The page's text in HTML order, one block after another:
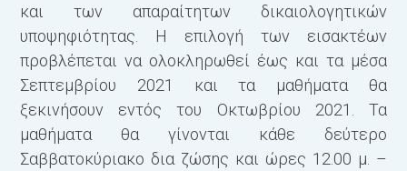
και των απαραίτητων δικαιολογητικών
υποψηφιότητας. Η επιλογή των εισακτέων
προβλέπεται να ολοκληρωθεί έως και τα μέσα
Σεπτεμβρίου 2021 και τα μαθήματα θα
ξεκινήσουν εντός του Οκτωβρίου 2021. Τα
μαθήματα θα γίνονται κάθε δεύτερο
Σαββατοκύριακο δια ζώσης και ώρες 12.00 μ. –